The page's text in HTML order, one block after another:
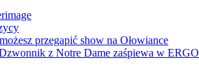
przegapić show na Ołowiance
z Notre Dame zaśpiewa w